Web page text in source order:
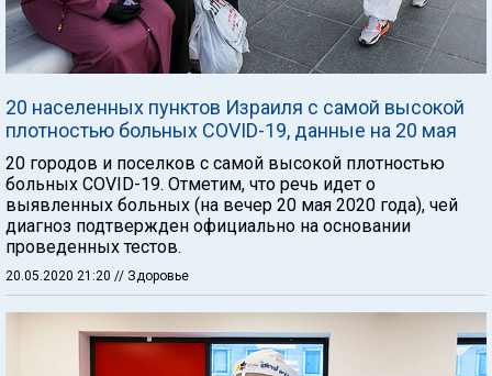
20 населенных пунктов Израиля с самой высокой
плотностью больных COVID-19, данные на 20 мая
20 городов и поселков с самой высокой плотностью
больных COVID-19. Отметим, что речь идет о
выявленных больных (на вечер 20 мая 2020 года), чей
диагноз подтвержден официально на основании
проведенных тестов.
20.05.2020 21:20 // Здоровье